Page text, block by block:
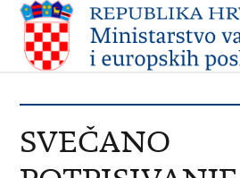
SVEČANO